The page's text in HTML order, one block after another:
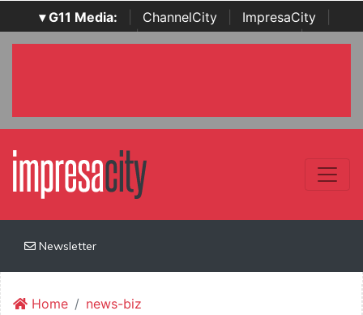
▾ G11 Media: ChannelCity ImpresaCity
SecurityOpenLab | Italian Channel Awards | Italian
Newsletter
Home
news-biz